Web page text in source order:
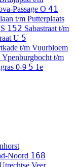
Passage O 41
t/m Putterplaats
S 152 Sabastraat t/m
U 5
t/m Vuurbloem
Ypenburgbocht t/m
0-9 5 1e
Noord 168